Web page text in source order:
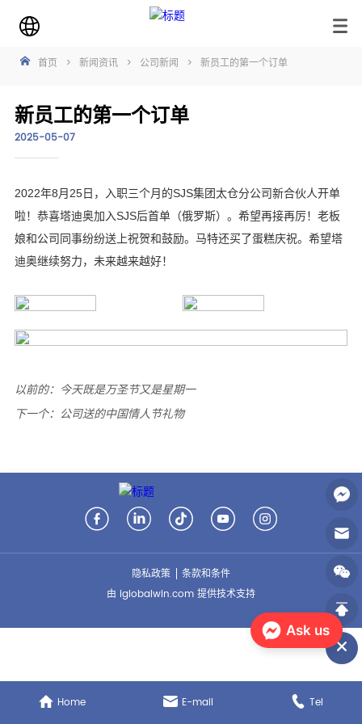
首页 > 新闻资讯 > 公司新闻 > 新员工的第一个订单
新员工的第一个订单
2025-05-07
以前的： 今天既是万圣节又是星期一
下一个： 公司送的中国情人节礼物
Home E-mail Tel
隐私政策
条款和条件
由 iglobalwin.com 提供技术支持
Ask us